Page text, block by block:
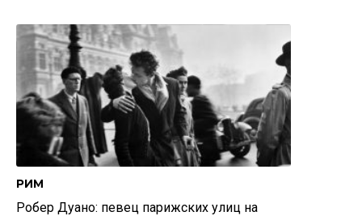
РИМ
Робер Дуано: певец парижских улиц на